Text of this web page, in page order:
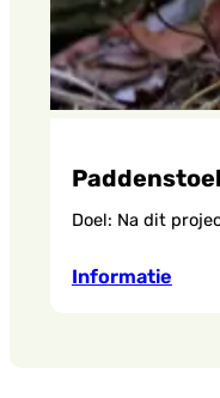
Doel: Na dit
Informatie